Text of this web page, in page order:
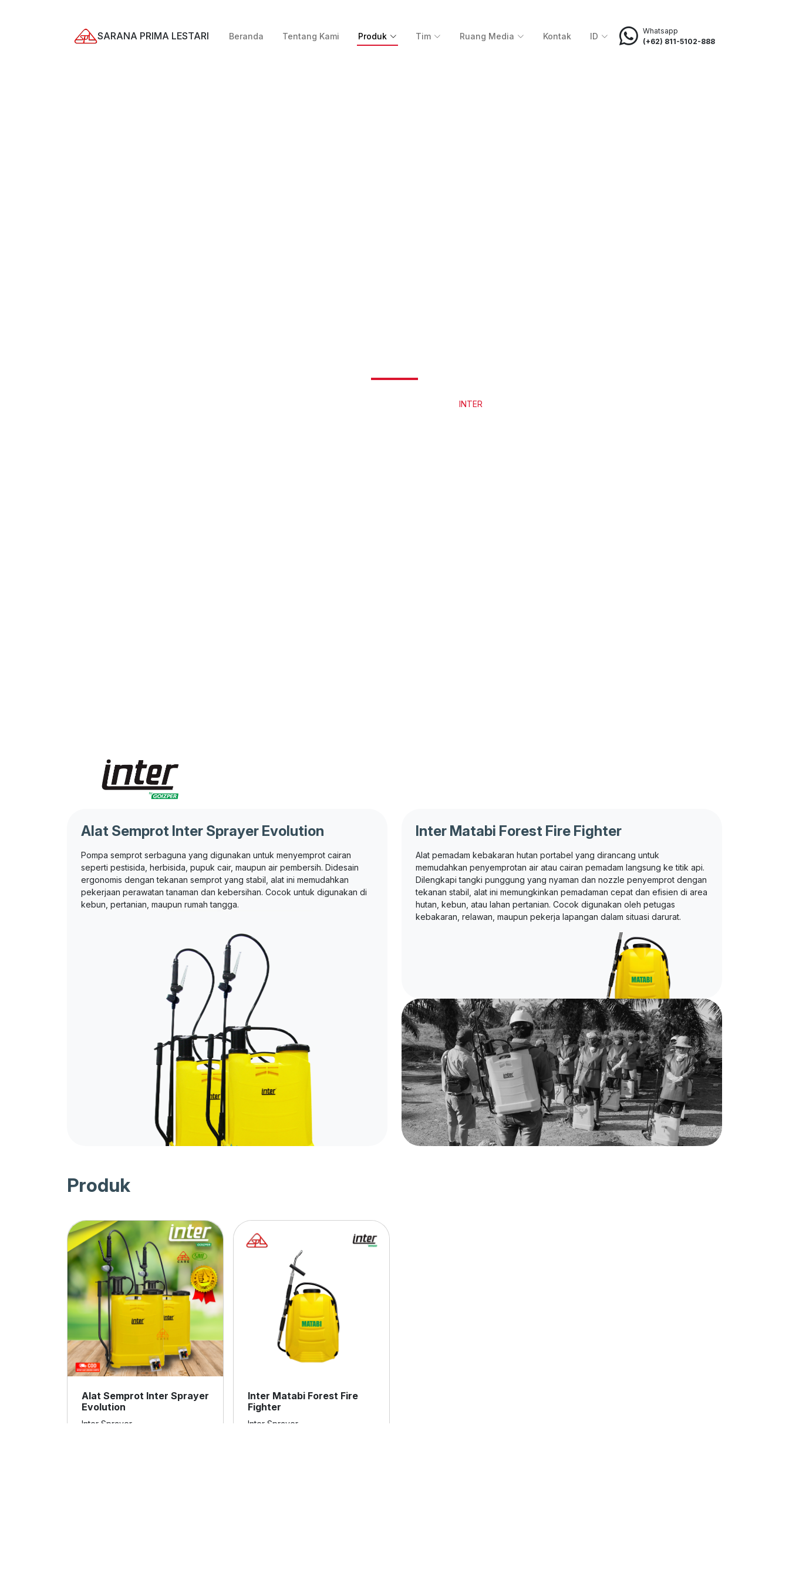
SARANA PRIMA LESTARI Beranda Tentang Kami Produk Tim Ruang Media Kontak ID
Whatsapp
(+62) 811-5102-888
INTER
Alat Semprot Inter Sprayer Evolution
Pompa semprot serbaguna yang digunakan untuk menyemprot cairan
seperti pestisida, herbisida, pupuk cair, maupun air pembersih. Didesain
ergonomis dengan tekanan semprot yang stabil, alat ini memudahkan
pekerjaan perawatan tanaman dan kebersihan. Cocok untuk digunakan di
kebun, pertanian, maupun rumah tangga.
Inter Matabi Forest Fire Fighter
Alat pemadam kebakaran hutan portabel yang dirancang untuk
memudahkan penyemprotan air atau cairan pemadam langsung ke titik api.
Dilengkapi tangki punggung yang nyaman dan nozzle penyemprot dengan
tekanan stabil, alat ini memungkinkan pemadaman cepat dan efisien di area
hutan, kebun, atau lahan pertanian. Cocok digunakan oleh petugas
kebakaran, relawan, maupun pekerja lapangan dalam situasi darurat.
Produk
Alat Semprot Inter Sprayer
Evolution
Inter Sprayer
Inter Matabi Forest Fire
Fighter
Inter Sprayer